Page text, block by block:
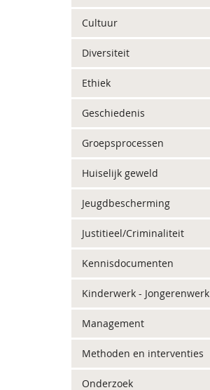
Cultuur
Diversiteit
Ethiek
Geschiedenis
Groepsprocessen
Huiselijk geweld
Jeugdbescherming
Justitieel/Criminaliteit
Kennisdocumenten
Kinderwerk - Jongerenwerk
Management
Methoden en interventies
Onderzoek